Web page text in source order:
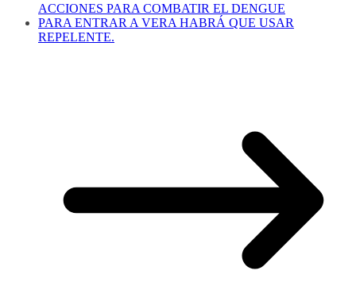
ACCIONES PARA COMBATIR EL DENGUE
PARA ENTRAR A VERA HABRÁ QUE USAR
REPELENTE.